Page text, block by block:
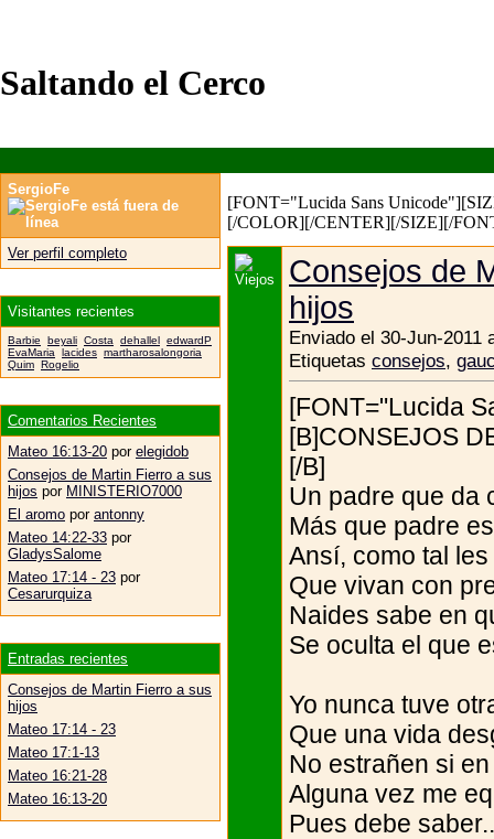
Saltando el Cerco
[FONT="Lucida Sans
[/COLOR][/CENTER][/SIZE][/
Consejos de
hijos
Enviado el 30-Jun-2011
Etiquetas consejos,
[FONT="Lucida
[B]CONSEJOS
[/B]
Un padre que da
Más que padre
Ansí, como tal
Que vivan con
Naides sabe en
Se oculta el que
Yo nunca tuve
Que una vida
No estrañen si
Alguna vez me
Pues debe
SergioFe
Ver perfil completo
Visitantes recientes
Barbie beyali Costa dehallel edwardP
EvaMaria
lacides martharosalongoria
Quim Rogelio
Comentarios Recientes
Mateo 16:13-20 por elegidob
Consejos de Martin Fierro a sus
hijos por MINISTERIO7000
El aromo por antonny
Mateo 14:22-33 por
GladysSalome
Mateo 17:14 - 23 por
Cesarurquiza
Entradas recientes
Consejos de Martin Fierro a sus
hijos
Mateo 17:14 - 23
Mateo 17:1-13
Mateo 16:21-28
Mateo 16:13-20